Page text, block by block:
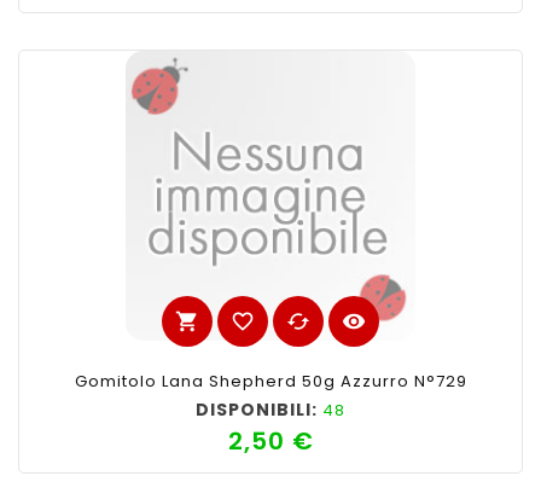
shopping_cart favorite_border cached visibility
Gomitolo Lana Shepherd 50g Azzurro N°729
DISPONIBILI: 48
2,50 €Prezzo